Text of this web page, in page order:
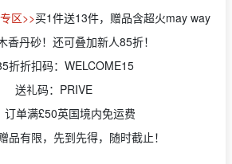
区>>买1件送13件，赠品含超火may way
香丹砂！还可叠加新人85折！
折折扣码：WELCOME15
送礼码：PRIVE
订单满£50英国境内免运费
品有限，先到先得，随时截止！